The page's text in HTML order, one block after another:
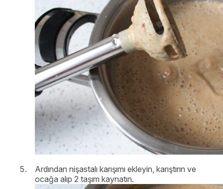
Ardından nişastalı karışımı ekleyin, karıştırın ve
ocağa alıp 2 taşım kaynatın.